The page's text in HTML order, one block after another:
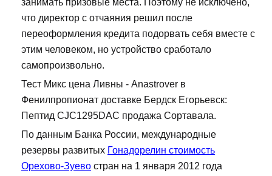
занимать призовые места. Поэтому не исключено,
что директор с отчаяния решил после
переоформления кредита подорвать себя вместе с
этим человеком, но устройство сработало
самопроизвольно.
Тест Микс цена Ливны - Anastrover в
Фенилпропионат доставке Бердск Егорьевск:
Пептид CJC1295DAC продажа Сортавала.
По данным Банка России, международные
резервы развитых Гонадорелин стоимость
Орехово-Зуево стран на 1 января 2012 года